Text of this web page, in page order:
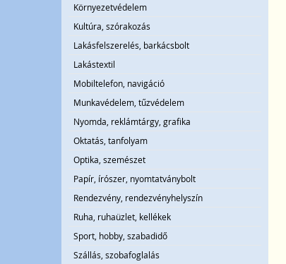
Környezetvédelem
Kultúra, szórakozás
Lakásfelszerelés, barkácsbolt
Lakástextil
Mobiltelefon, navigáció
Munkavédelem, tűzvédelem
Nyomda, reklámtárgy, grafika
Oktatás, tanfolyam
Optika, szemészet
Papír, írószer, nyomtatványbolt
Rendezvény, rendezvényhelyszín
Ruha, ruhaüzlet, kellékek
Sport, hobby, szabadidő
Szállás, szobafoglalás